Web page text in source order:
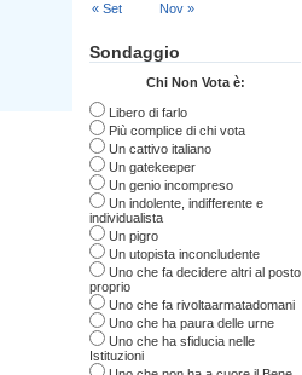
« Set Nov »
Sondaggio
Chi Non Vota è:
Libero di farlo
Più complice di chi vota
Un cattivo italiano
Un gatekeeper
Un genio incompreso
Un indolente, indifferente e
individualista
Un pigro
Un utopista inconcludente
Uno che fa decidere altri al posto
proprio
Uno che fa rivoltaarmatadomani
Uno che ha paura delle urne
Uno che ha sfiducia nelle
Istituzioni